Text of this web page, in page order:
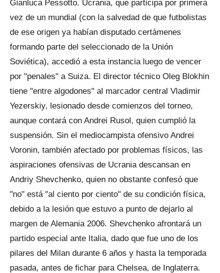
Gianluca Pessotto. Ucrania, que participa por primera
vez de un mundial (con la salvedad de que futbolistas
de ese origen ya habían disputado certámenes
formando parte del seleccionado de la Unión
Soviética), accedió a esta instancia luego de vencer
por "penales" a Suiza. El director técnico Oleg Blokhin
tiene "entre algodones" al marcador central Vladimir
Yezerskiy, lesionado desde comienzos del torneo,
aunque contará con Andrei Rusol, quien cumplió la
suspensión. Sin el mediocampista ofensivo Andrei
Voronin, también afectado por problemas físicos, las
aspiraciones ofensivas de Ucrania descansan en
Andriy Shevchenko, quien no obstante confesó que
"no" está "al ciento por ciento" de su condición física,
debido a la lesión que estuvo a punto de dejarlo al
margen de Alemania 2006. Shevchenko afrontará un
partido especial ante Italia, dado que fue uno de los
pilares del Milan durante 6 años y hasta la temporada
pasada, antes de fichar para Chelsea, de Inglaterra.